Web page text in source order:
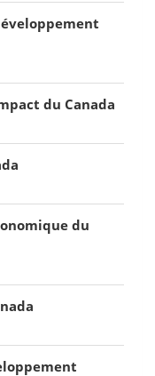
du Canada
du